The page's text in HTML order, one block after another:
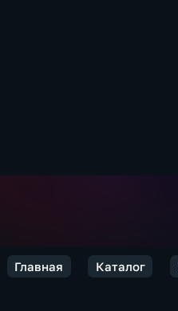
Главная Каталог